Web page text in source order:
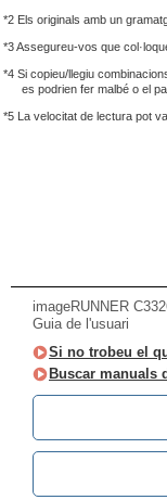
*2 Els originals amb un
*3 Assegureu-vos que
*4 Si copieu/llegiu
es podrien fer malbé o el
*5 La velocitat de lectura pot
imageRUNNER
Guia de l'usuari
Si no trobeu el
Buscar manuals